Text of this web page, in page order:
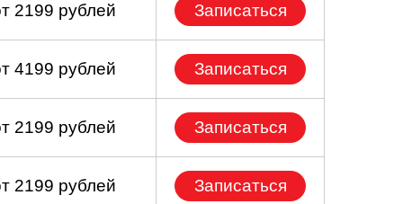
2199 рублей Записаться
4199 рублей Записаться
2199 рублей Записаться
2199 рублей Записаться